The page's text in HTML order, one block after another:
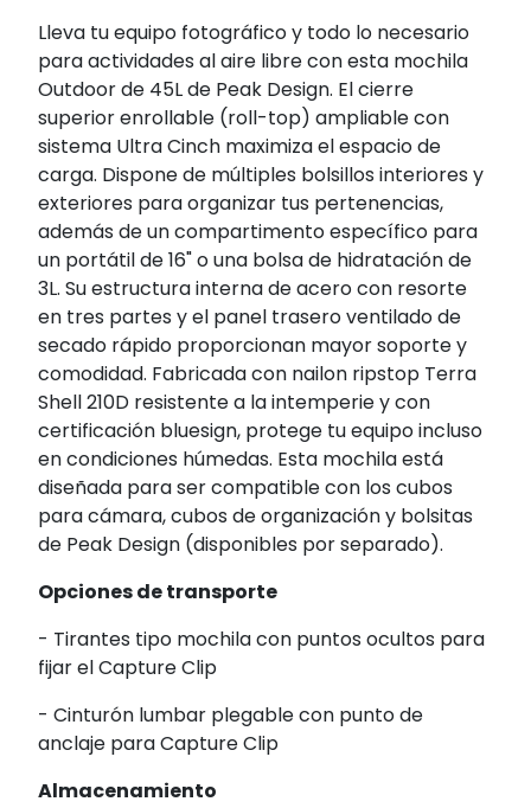
Lleva tu equipo fotográfico y todo lo necesario
para actividades al aire libre con esta mochila
Outdoor de 45L de Peak Design. El cierre
superior enrollable (roll-top) ampliable con
sistema Ultra Cinch maximiza el espacio de
carga. Dispone de múltiples bolsillos interiores y
exteriores para organizar tus pertenencias,
además de un compartimento específico para
un portátil de 16" o una bolsa de hidratación de
3L. Su estructura interna de acero con resorte
en tres partes y el panel trasero ventilado de
secado rápido proporcionan mayor soporte y
comodidad. Fabricada con nailon ripstop Terra
Shell 210D resistente a la intemperie y con
certificación bluesign, protege tu equipo incluso
en condiciones húmedas. Esta mochila está
diseñada para ser compatible con los cubos
para cámara, cubos de organización y bolsitas
de Peak Design (disponibles por separado).
Opciones de transporte
- Tirantes tipo mochila con puntos ocultos para
fijar el Capture Clip
- Cinturón lumbar plegable con punto de
anclaje para Capture Clip
Almacenamiento